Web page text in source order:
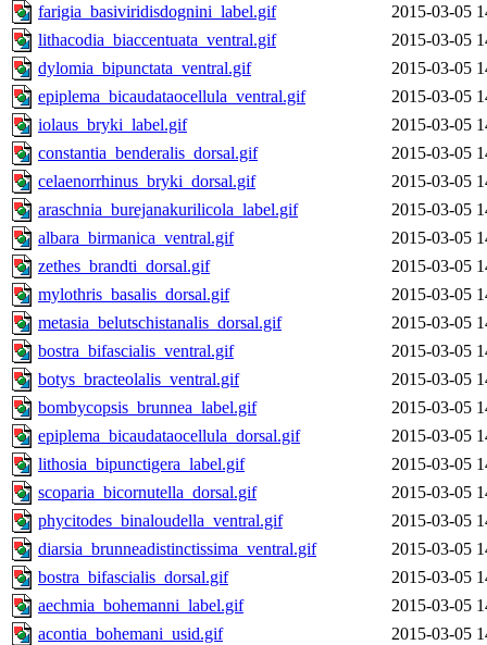
farigia_basiviridisdognini_label.gif
2015-03-05
lithacodia_biaccentuata_ventral.gif
2015-03-05
dylomia_bipunctata_ventral.gif
2015-03-05
epiplema_bicaudataocellula_ventral.gif
2015-03-05
iolaus_bryki_label.gif
2015-03-05
constantia_benderalis_dorsal.gif
2015-03-05
celaenorrhinus_bryki_dorsal.gif
2015-03-05
araschnia_burejanakurilicola_label.gif
2015-03-05
albara_birmanica_ventral.gif
2015-03-05
zethes_brandti_dorsal.gif
2015-03-05
mylothris_basalis_dorsal.gif
2015-03-05
metasia_belutschistanalis_dorsal.gif
2015-03-05
bostra_bifascialis_ventral.gif
2015-03-05
botys_bracteolalis_ventral.gif
2015-03-05
bombycopsis_brunnea_label.gif
2015-03-05
epiplema_bicaudataocellula_dorsal.gif
2015-03-05
lithosia_bipunctigera_label.gif
2015-03-05
scoparia_bicornutella_dorsal.gif
2015-03-05
phycitodes_binaloudella_ventral.gif
2015-03-05
diarsia_brunneadistinctissima_ventral.gif
2015-03-05
bostra_bifascialis_dorsal.gif
2015-03-05
aechmia_bohemanni_label.gif
2015-03-05
acontia_bohemani_usid.gif
2015-03-05